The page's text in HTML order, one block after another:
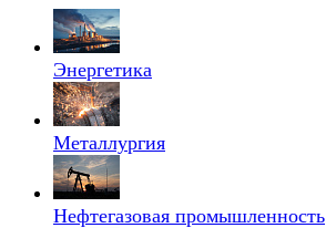
Энергетика
Металлургия
Нефтегазовая промышленность